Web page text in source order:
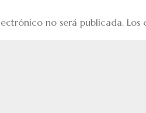
no será publicada. Los